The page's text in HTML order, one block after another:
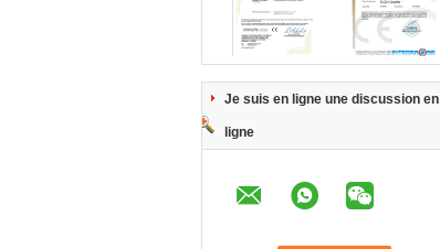
Je suis en ligne une discussion en
ligne